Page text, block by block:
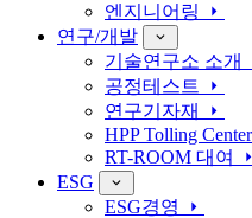
엔지니어링
연구/개발
기술연구소 소개
공정테스트
연구기자재
HPP Tolling Center
RT-ROOM 대여
ESG
ESG경영